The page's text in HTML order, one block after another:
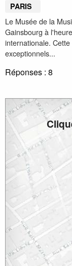
PARIS
Le Musée de la
Gainsbourg à
internationale.
exceptionnels...
Réponses : 8